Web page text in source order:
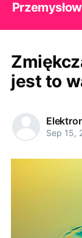
jest to
Sep 15,